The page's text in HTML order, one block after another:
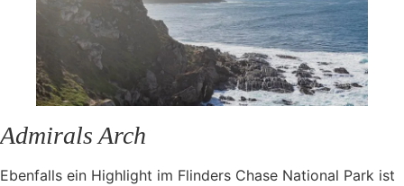
Admirals Arch
Ebenfalls ein Highlight im Flinders Chase National Park ist